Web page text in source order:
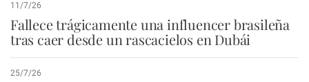
11/7/26
Fallece trágicamente una influencer brasileña
tras caer desde un rascacielos en Dubái
25/7/26